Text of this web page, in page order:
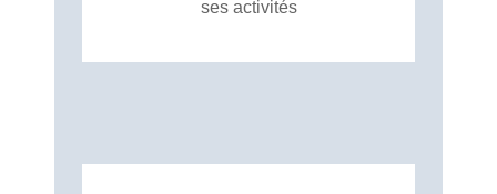
ses activités